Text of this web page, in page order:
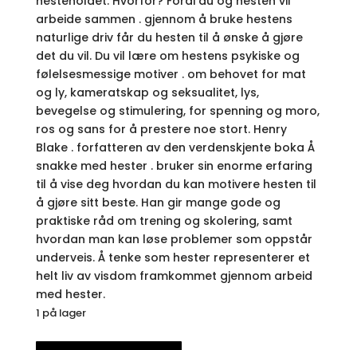
arbeide sammen . gjennom å bruke hestens
naturlige driv får du hesten til å ønske å gjøre
det du vil. Du vil lære om hestens psykiske og
følelsesmessige motiver . om behovet for mat
og ly, kameratskap og seksualitet, lys,
bevegelse og stimulering, for spenning og moro,
ros og sans for å prestere noe stort. Henry
Blake . forfatteren av den verdenskjente boka Å
snakke med hester . bruker sin enorme erfaring
til å vise deg hvordan du kan motivere hesten til
å gjøre sitt beste. Han gir mange gode og
praktiske råd om trening og skolering, samt
hvordan man kan løse problemer som oppstår
underveis. Å tenke som hester representerer et
helt liv av visdom framkommet gjennom arbeid
med hester.
1 på lager